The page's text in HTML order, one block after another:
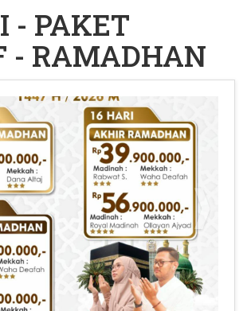
- PAKET
- RAMADHAN